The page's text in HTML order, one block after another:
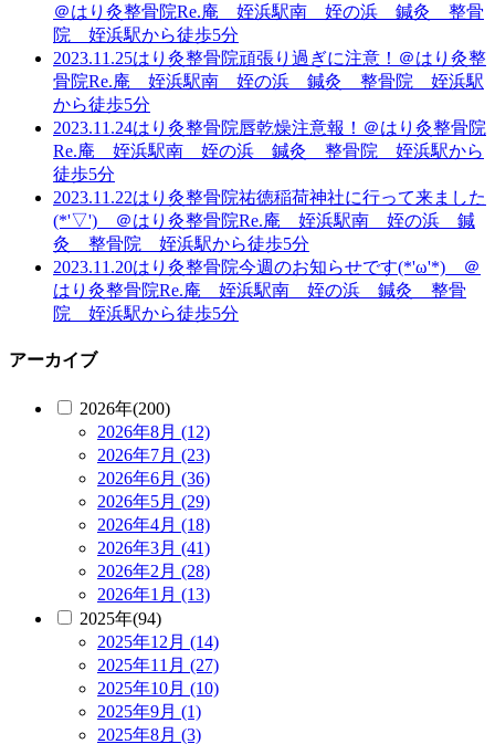
＠はり灸整骨院Re.庵 姪浜駅南 姪の浜 鍼灸 整骨
院 姪浜駅から徒歩5分
2023.11.25はり灸整骨院頑張り過ぎに注意！＠はり灸整
骨院Re.庵 姪浜駅南 姪の浜 鍼灸 整骨院 姪浜駅
から徒歩5分
2023.11.24はり灸整骨院唇乾燥注意報！＠はり灸整骨院
Re.庵 姪浜駅南 姪の浜 鍼灸 整骨院 姪浜駅から
徒歩5分
2023.11.22はり灸整骨院祐徳稲荷神社に行って来ました
(*'▽') ＠はり灸整骨院Re.庵 姪浜駅南 姪の浜 鍼
灸 整骨院 姪浜駅から徒歩5分
2023.11.20はり灸整骨院今週のお知らせです(*'ω'*) ＠
はり灸整骨院Re.庵 姪浜駅南 姪の浜 鍼灸 整骨
院 姪浜駅から徒歩5分
アーカイブ
2026年(200)
2026年8月 (12)
2026年7月 (23)
2026年6月 (36)
2026年5月 (29)
2026年4月 (18)
2026年3月 (41)
2026年2月 (28)
2026年1月 (13)
2025年(94)
2025年12月 (14)
2025年11月 (27)
2025年10月 (10)
2025年9月 (1)
2025年8月 (3)